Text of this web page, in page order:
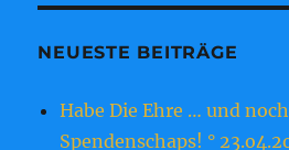
NEUESTE BEITRÄGE
Habe Die Ehre … und
Spendenschaps! °